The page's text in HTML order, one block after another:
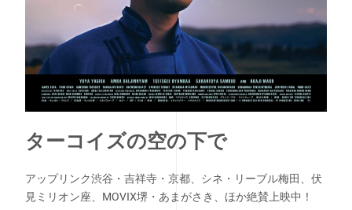
ターコイズの空の下で
アップリンク渋谷・吉祥寺・京都、シネ・リーブル梅田、伏
見ミリオン座、MOVIX堺・あまがさき、ほか絶賛上映中！